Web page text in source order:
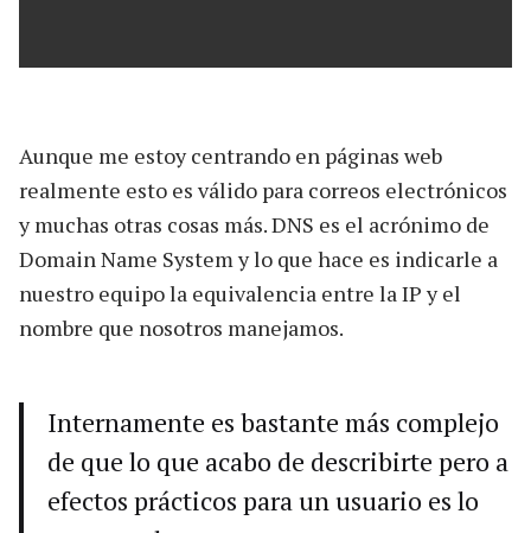
Aunque me estoy centrando en páginas web
realmente esto es válido para correos electrónicos
y muchas otras cosas más. DNS es el acrónimo de
Domain Name System y lo que hace es indicarle a
nuestro equipo la equivalencia entre la IP y el
nombre que nosotros manejamos.
Internamente es bastante más complejo
de que lo que acabo de describirte pero a
efectos prácticos para un usuario es lo